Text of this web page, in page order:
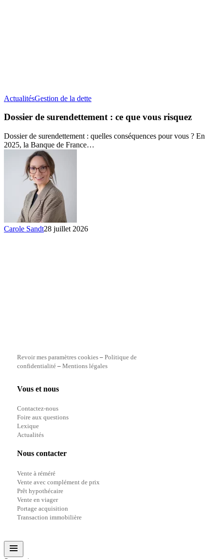
ActualitésGestion de la detteDossier
surendettement
ce
que
Dossier de surendettement : ce que vous risquez
Dossier de surendettement : quelles conséquences pour vous ? En
2025, la Banque de France…
Carole Sandt28 juillet 2026
Revoir mes paramètres cookies– Politique de
confidentialité – Mentions légales
Vous et nous
Contactez-nous
Foire aux questions
Lexique
Actualités
Nous contacter
Vente à réméré
Vente avec complément de prix
Prêt hypothécaire
Vente en viager
Portage acquisition
Transaction immobilière